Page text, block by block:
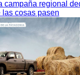
campaña regional
las cosas pasen